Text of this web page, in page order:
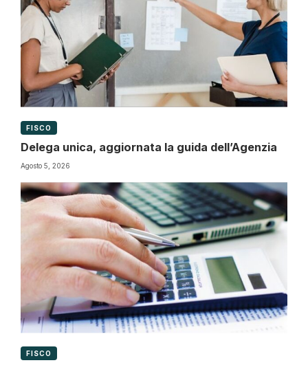
FISCO
Delega unica, aggiornata la guida dell’Agenzia
Agosto 5, 2026
FISCO